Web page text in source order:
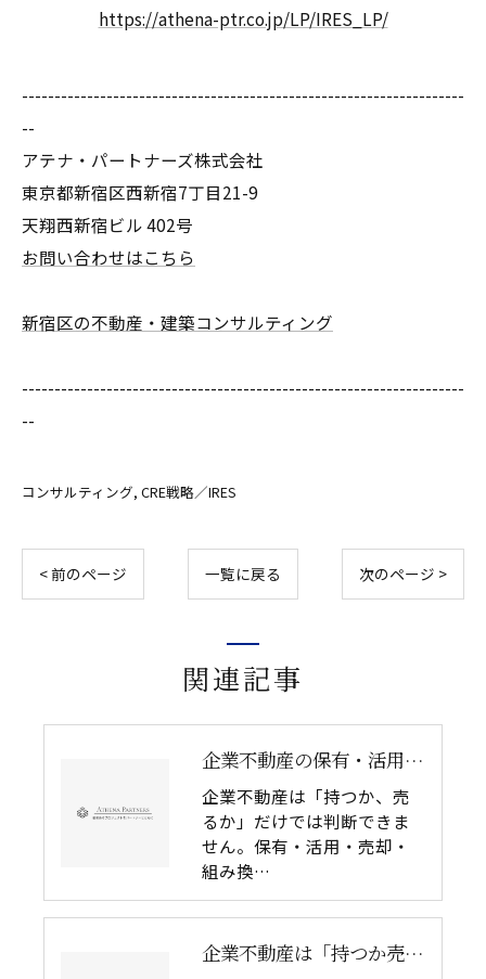
https://athena-ptr.co.jp/LP/IRES_LP/
--------------------------------------------------------------------
--
アテナ・パートナーズ株式会社
東京都新宿区西新宿7丁目21-9
天翔西新宿ビル 402号
お問い合わせはこちら
新宿区の不動産・建築コンサルティング
--------------------------------------------------------------------
--
コンサルティング CRE戦略／IRES
< 前のページ 一覧に戻る 次のページ >
関連記事
企業不動産の保有・活用・売却・組み換えをどう比較するか｜CRE戦略の8つの評価軸
企業不動産は「持つか、売
るか」だけでは判断できま
せん。保有・活用・売却・
組み換…
企業不動産は「持つか売るか」だけではない｜CRE戦略で考える4つの意思決定